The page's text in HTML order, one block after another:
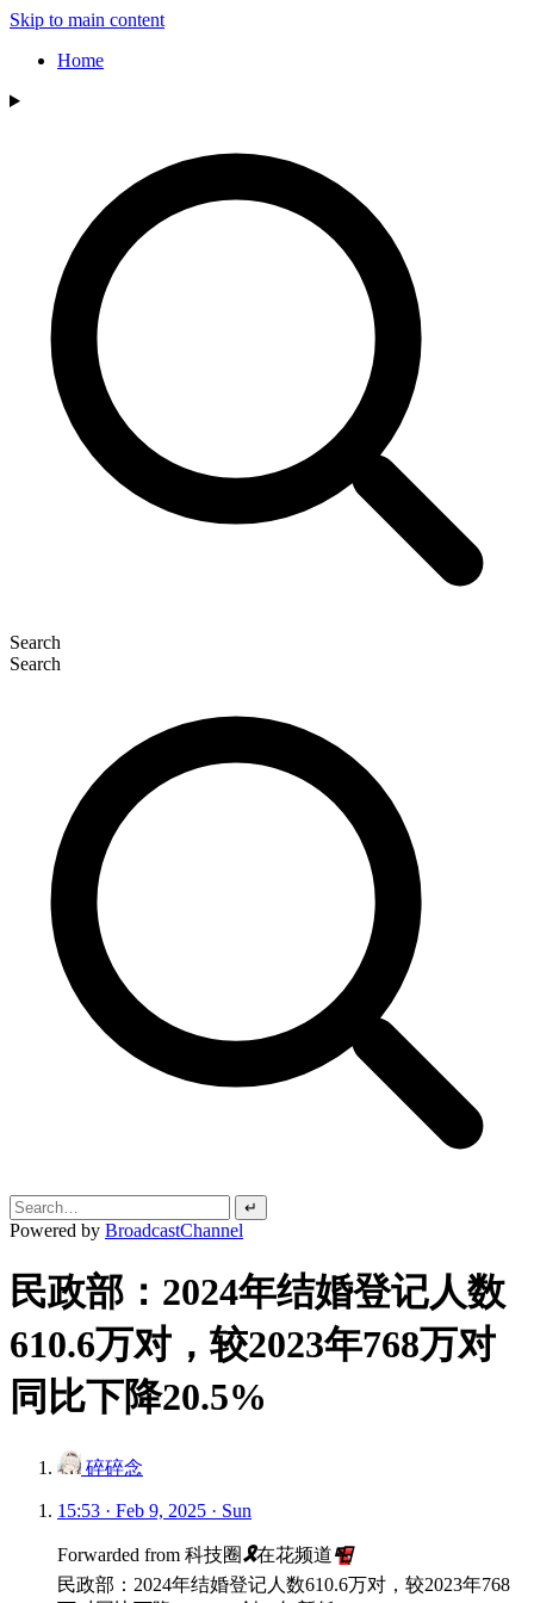
Skip to main content
Home
Search
Search
↵
Powered by BroadcastChannel
民政部：2024年结婚登记人数
610.6万对，较2023年768万对
同比下降20.5%
碎碎念
15:53 · Feb 9, 2025 · Sun
Forwarded from 科技圈🎗在花频道📮
民政部：2024年结婚登记人数610.6万对，较2023年768